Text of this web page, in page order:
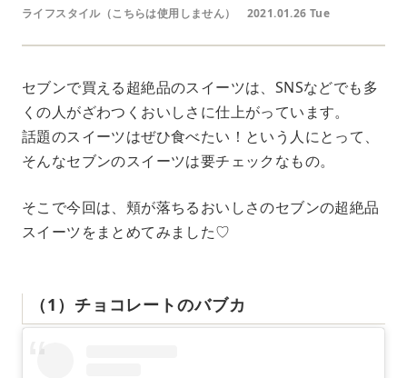
ライフスタイル（こちらは使用しません） 2021.01.26 Tue
セブンで買える超絶品のスイーツは、SNSなどでも多
くの人がざわつくおいしさに仕上がっています。
話題のスイーツはぜひ食べたい！という人にとって、
そんなセブンのスイーツは要チェックなもの。
そこで今回は、頬が落ちるおいしさのセブンの超絶品
スイーツをまとめてみました♡
（1）チョコレートのバブカ